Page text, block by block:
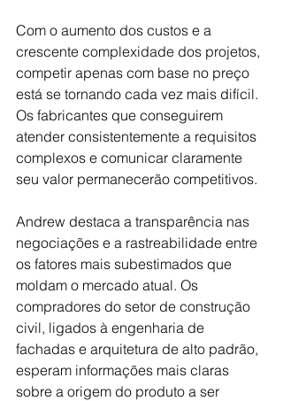
Com o aumento dos custos e a
crescente complexidade dos projetos,
competir apenas com base no preço
está se tornando cada vez mais difícil.
Os fabricantes que conseguirem
atender consistentemente a requisitos
complexos e comunicar claramente
seu valor permanecerão competitivos.
Andrew destaca a transparência nas
negociações e a rastreabilidade entre
os fatores mais subestimados que
moldam o mercado atual. Os
compradores do setor de construção
civil, ligados à engenharia de
fachadas e arquitetura de alto padrão,
esperam informações mais claras
sobre a origem do produto a ser